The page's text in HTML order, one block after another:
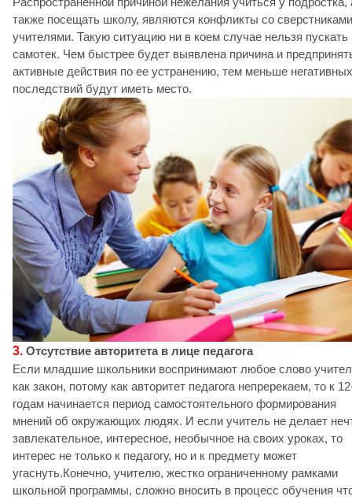
также посещать школу, являются конфликты со
учителями. Такую ситуацию ни в коем случае нельзя пускать
самотек. Чем быстрее будет выявлена причина и
активные действия по ее устранению, тем меньше негативных
последствий будут иметь место.
3. Отсутствие авторитета в лице педагога
Если младшие школьники воспринимают любое слово
как закон, потому как авторитет педагога непререкаем, то к
годам начинается период самостоятельного формирования
мнений об окружающих людях. И если учитель не делает
завлекательное, интересное, необычное на своих уроках, то
интерес не только к педагогу, но и к предмету может
угаснуть.Конечно, учителю, жестко ограниченному рамками
школьной программы, сложно вносить в процесс обучения